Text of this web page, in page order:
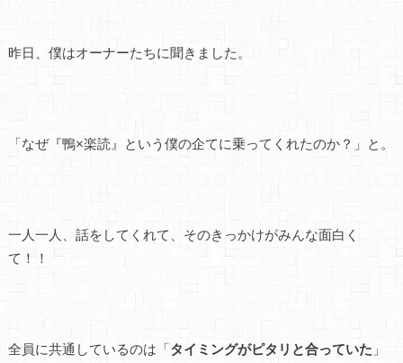
昨日、僕はオーナーたちに聞きました。
「なぜ『鴨×楽読』という僕の企てに乗ってくれたのか？」と。
一人一人、話をしてくれて、そのきっかけがみんな面白く
て！！
全員に共通しているのは「タイミングがピタリと合っていた 」